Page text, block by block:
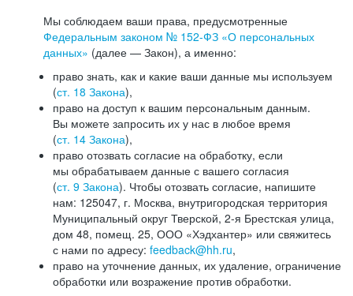
Мы соблюдаем ваши права, предусмотренные
Федеральным законом № 152-ФЗ «О персональных
данных» (далее — Закон), а именно:
право знать, как и какие ваши данные мы используем
(ст. 18 Закона),
право на доступ к вашим персональным данным.
Вы можете запросить их у нас в любое время
(ст. 14 Закона),
право отозвать согласие на обработку, если
мы обрабатываем данные с вашего согласия
(ст. 9 Закона). Чтобы отозвать согласие, напишите
нам: 125047, г. Москва, внутригородская территория
Муниципальный округ Тверской, 2-я Брестская улица,
дом 48, помещ. 25, ООО «Хэдхантер» или свяжитесь
с нами по адресу: feedback@hh.ru,
право на уточнение данных, их удаление, ограничение
обработки или возражение против обработки.